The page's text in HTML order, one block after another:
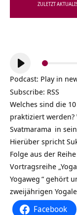
ZULETZT
Audio-
Player
Podcast: Play in
Subscribe: RSS
Welches sind die 10
praktiziert werden?
Svatmarama in
Hierüber spricht
Folge aus der
Vortragsreihe „
Yogaweg “ gehört
zweijährigen
Facebook